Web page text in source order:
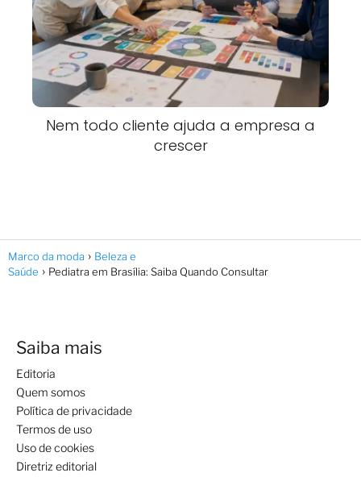
Nem todo cliente ajuda a empresa a
crescer
Marco da moda
Beleza e
Saúde
Pediatra em Brasília: Saiba Quando Consultar
Saiba mais
Editoria
Quem somos
Política de privacidade
Termos de uso
Uso de cookies
Diretriz editorial